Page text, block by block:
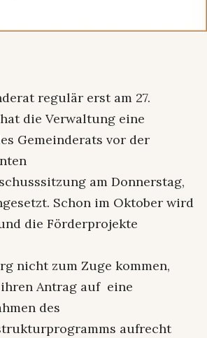
regulär erst am 27.
die Verwaltung eine
Gemeinderats vor der
am Donnerstag,
Schon im Oktober wird
die Förderprojekte
nicht zum Zuge kommen,
Antrag auf eine
des
aufrecht